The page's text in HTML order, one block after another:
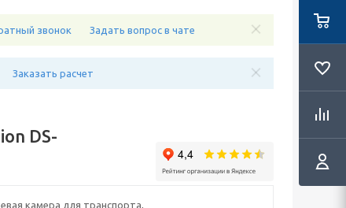
звонок Задать вопрос в чате
Заказать расчет
DS-
камера для транспорта,